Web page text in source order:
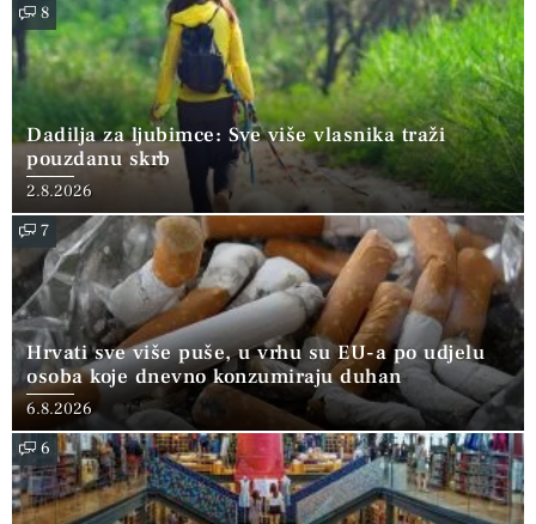
8
Dadilja za ljubimce: Sve više vlasnika traži
pouzdanu skrb
2.8.2026
7
Hrvati sve više puše, u vrhu su EU-a po udjelu
osoba koje dnevno konzumiraju duhan
6.8.2026
6